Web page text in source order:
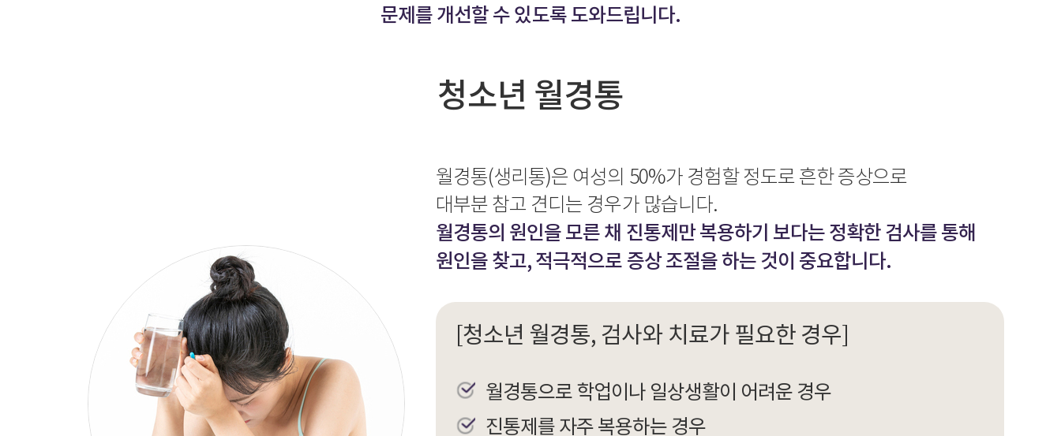
문제를 개선할 수 있도록 도와드립니다.
청소년 월경통
월경통(생리통)은 여성의 50%가 경험할 정도로 흔한 증상으로
대부분 참고 견디는 경우가 많습니다.
월경통의 원인을 모른 채 진통제만 복용하기 보다는 정확한 검사를 통해
원인을 찾고, 적극적으로 증상 조절을 하는 것이 중요합니다.
[청소년 월경통, 검사와 치료가 필요한 경우]
월경통으로 학업이나 일상생활이 어려운 경우
진통제를 자주 복용하는 경우